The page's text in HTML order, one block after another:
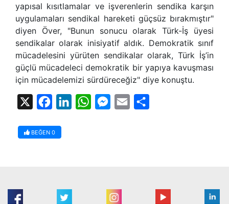
yapısal kısıtlamalar ve işverenlerin sendika karşın
uygulamaları sendikal hareketi güçsüz bırakmıştır"
diyen Över, "Bunun sonucu olarak Türk-İş üyesi
sendikalar olarak inisiyatif aldık. Demokratik sınıf
mücadelesini yürüten sendikalarolarak,Türk İş’in
güçlü mücadeleci demokratik bir yapıya kavuşması
için mücadelemizi sürdüreceğiz" diye konuştu.
FacebookLinkedInWhatsAppMessenger
Email
BEĞEN 0